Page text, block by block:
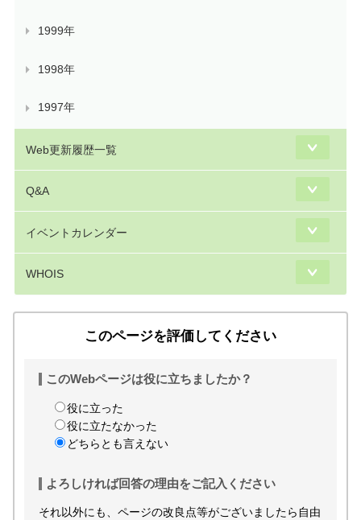
1999年
1998年
1997年
Web更新履歴一覧
Q&A
イベントカレンダー
WHOIS
このページを評価してください
このWebページは役に立ちましたか？
役に立った
役に立たなかった
どちらとも言えない
よろしければ回答の理由をご記入ください
それ以外にも、ページの改良点等がございましたら自由